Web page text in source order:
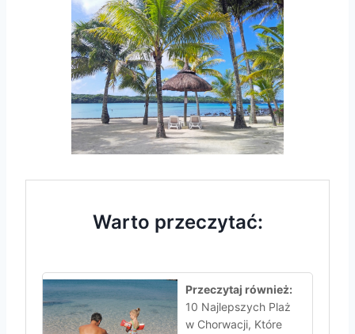
Warto przeczytać:
Przeczytaj również:
10 Najlepszych Plaż
w Chorwacji, Które